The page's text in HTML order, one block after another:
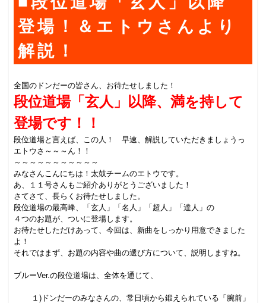
登場！＆エトウさんより
解説！
全国のドンだーの皆さん、お待たせしました！
段位道場「玄人」以降、満を持して
登場です！！
段位道場と言えば、この人！ 早速、解説していただきましょうっ
エトウさ～～～ん！！
～～～～～～～～～～～
みなさんこんにちは！太鼓チームのエトウです。
あ、１１号さんもご紹介ありがとうございました！
さてさて、長らくお待たせしました。
段位道場の最高峰、「玄人」「名人」「超人」「達人」の
４つのお題が、ついに登場します。
お待たせしただけあって、今回は、新曲をしっかり用意できました
よ！
それではまず、お題の内容や曲の選び方について、説明しますね。
ブルーVer.の段位道場は、全体を通じて、
１)ドンだーのみなさんの、常日頃から鍛えられている「腕前」